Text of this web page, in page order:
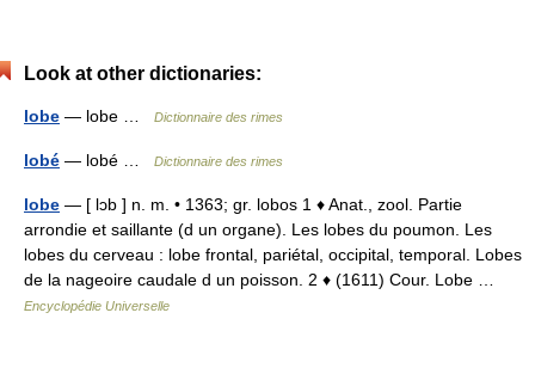
Look at other dictionaries:
lobe — lobe … Dictionnaire des rimes
lobé — lobé … Dictionnaire des rimes
lobe — [ lɔb ] n. m. • 1363; gr. lobos 1 ♦ Anat., zool. Partie
arrondie et saillante (d un organe). Les lobes du poumon. Les
lobes du cerveau : lobe frontal, pariétal, occipital, temporal. Lobes
de la nageoire caudale d un poisson. 2 ♦ (1611) Cour. Lobe …
Encyclopédie Universelle